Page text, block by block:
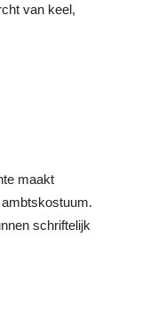
van keel,
maakt
schriftelijk